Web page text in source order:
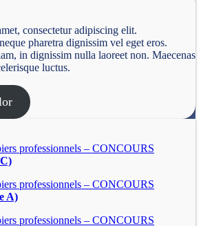
consectetur adipiscing elit.
pharetra dignissim vel eget eros.
in dignissim nulla laoreet non. Maecenas
luctus.
professionnels – CONCOURS
professionnels – CONCOURS
A)
professionnels – CONCOURS